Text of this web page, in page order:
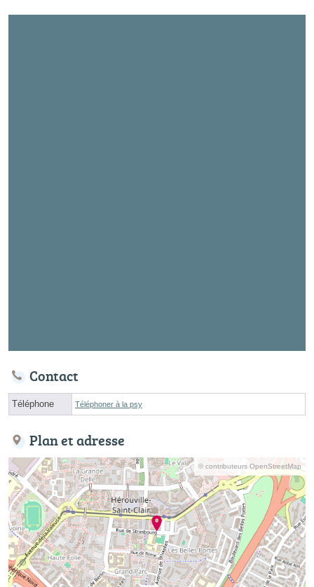
Contact
Téléphone Téléphoner à la psy
Plan et adresse
© contributeurs OpenStreetMap